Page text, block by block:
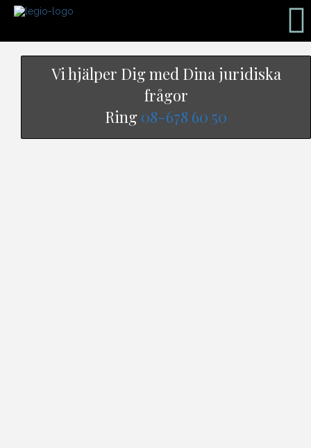
Vi hjälper Dig med Dina juridiska
frågor
Ring 08-678 60 50